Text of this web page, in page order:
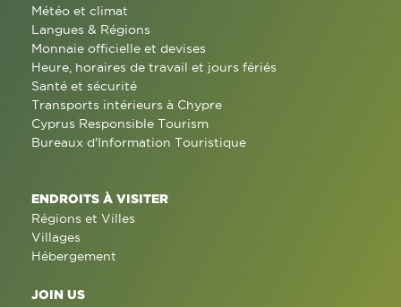
Météo et climat
Langues & Régions
Monnaie officielle et devises
Heure, horaires de travail et jours fériés
Santé et sécurité
Transports intérieurs à Chypre
Cyprus Responsible Tourism
Bureaux d'Information Touristique
ENDROITS À VISITER
Régions et Villes
Villages
Hébergement
JOIN US